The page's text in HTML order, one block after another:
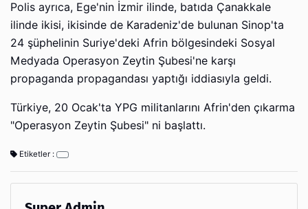
Polis ayrıca, Ege'nin İzmir ilinde, batıda Çanakkale
ilinde ikisi, ikisinde de Karadeniz'de bulunan Sinop'ta
24 şüphelinin Suriye'deki Afrin bölgesindeki Sosyal
Medyada Operasyon Zeytin Şubesi'ne karşı
propaganda propagandası yaptığı iddiasıyla geldi.
Türkiye, 20 Ocak'ta YPG militanlarını Afrin'den çıkarma
"Operasyon Zeytin Şubesi" ni başlattı.
Etiketler :